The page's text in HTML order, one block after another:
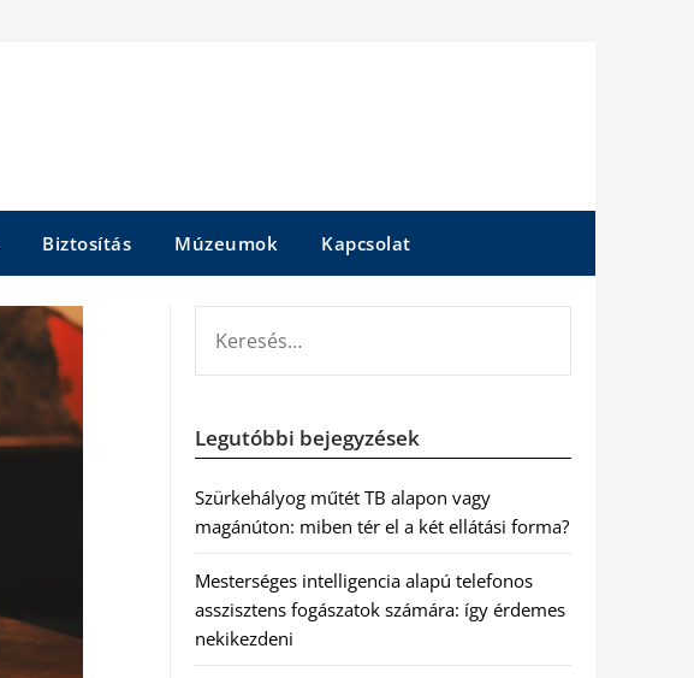
Biztosítás Múzeumok Kapcsolat
Legutóbbi bejegyzések
Szürkehályog műtét TB alapon vagy
magánúton: miben tér el a két ellátási forma?
Mesterséges intelligencia alapú telefonos
asszisztens fogászatok számára: így érdemes
nekikezdeni